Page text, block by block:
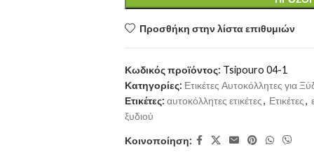
Προσθήκη στην λίστα επιθυμιών
Κωδικός προϊόντος: Tsipouro 04-1
Κατηγορίες: Ετικέτες Αυτοκόλλητες για
Ετικέτες: αυτοκόλλητες ετικέτες, Ετικέτες,
ξυδιού
Κοινοποίηση: